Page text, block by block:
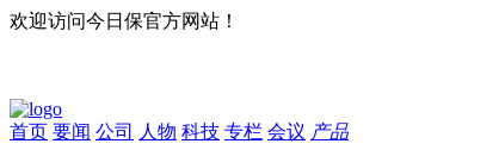
欢迎访问今日保官方网站！
首页 要闻 公司 人物 科技 专栏 会议 产品